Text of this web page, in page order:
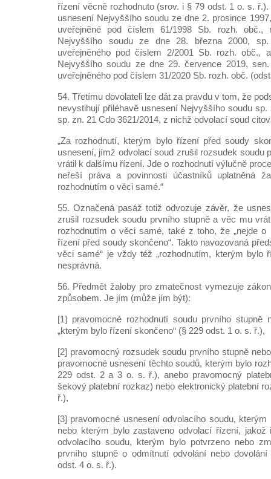
řízení věcně rozhodnuto (srov. i § 79 odst. 1 o. s.
usnesení Nejvyššího soudu ze dne 2. prosince
uveřejněné pod číslem 61/1998 Sb. rozh. obč.,
Nejvyššího soudu ze dne 28. března 2000,
uveřejněného pod číslem 2/2001 Sb. rozh. obč.,
Nejvyššího soudu ze dne 29. července 2019,
uveřejněného pod číslem 31/2020 Sb. rozh. obč.
54. Třetímu dovolateli lze dát za pravdu v tom, že
nevystihují přiléhavě usnesení Nejvyššího soudu sp.
sp. zn. 21 Cdo 3621/2014, z nichž odvolací soud
„Za rozhodnutí, kterým bylo řízení před soudy
usnesení, jímž odvolací soud zrušil rozsudek soudu
vrátil k dalšímu řízení. Jde o rozhodnutí výlučně
neřeší práva a povinnosti účastníků uplatněná
rozhodnutím o věci samé.“
55. Označená pasáž totiž odvozuje závěr, že
zrušil rozsudek soudu prvního stupně a věc mu
rozhodnutím o věci samé, také z toho, že „nejde o
řízení před soudy skončeno“. Takto navozovaná
věci samé“ je vždy též „rozhodnutím, kterým bylo
nesprávná.
56. Předmět žaloby pro zmatečnost vymezuje
způsobem. Je jím (může jím být):
[1] pravomocné rozhodnutí soudu prvního stupně
„kterým bylo řízení skončeno“ (§ 229 odst. 1 o. s. ř.),
[2] pravomocný rozsudek soudu prvního stupně
pravomocné usnesení těchto soudů, kterým bylo
229 odst. 2 a 3 o. s. ř.), anebo pravomocný
šekový platební rozkaz) nebo elektronický platební
ř.),
[3] pravomocné usnesení odvolacího soudu, kterým
nebo kterým bylo zastaveno odvolací řízení, jakož
odvolacího soudu, kterým bylo potvrzeno nebo
prvního stupně o odmítnutí odvolání nebo
odst. 4 o. s. ř.).